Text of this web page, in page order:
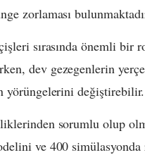
zorlaması
sırasında önemli bir
dev gezegenlerin
yörüngelerini değiştirebilir.
sorumlu olup
ve 400 simülasyonda